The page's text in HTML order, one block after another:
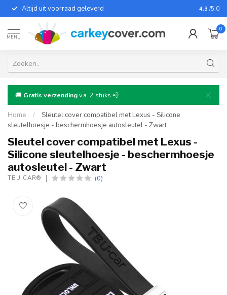
Altijd uit voorraad geleverd Voor
4.3 /5.0
MENU
0
🚚 Gratis verzendingv.a. 2 stuks 💨
Home /
Sleutel cover compatibel met Lexus - Silicone
sleutelhoesje - beschermhoesje autosleutel - Zwart
Sleutel cover compatibel met Lexus -
Silicone sleutelhoesje - beschermhoesje
autosleutel - Zwart
TBU CAR® (0)